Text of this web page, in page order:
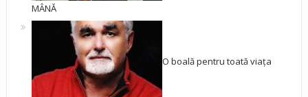
MÂNĂ
O boală pentru toată viața